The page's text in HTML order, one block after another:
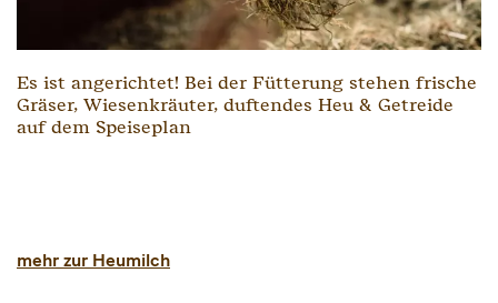
Es ist angerichtet! Bei der Fütterung stehen frische
Gräser, Wiesenkräuter, duftendes Heu & Getreide
auf dem Speiseplan
mehr zur Heumilch